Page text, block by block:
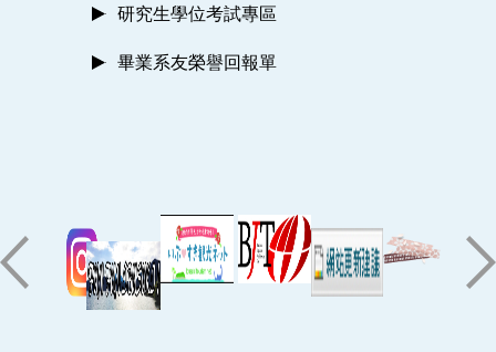
研究生學位考試專區
畢業系友榮譽回報單